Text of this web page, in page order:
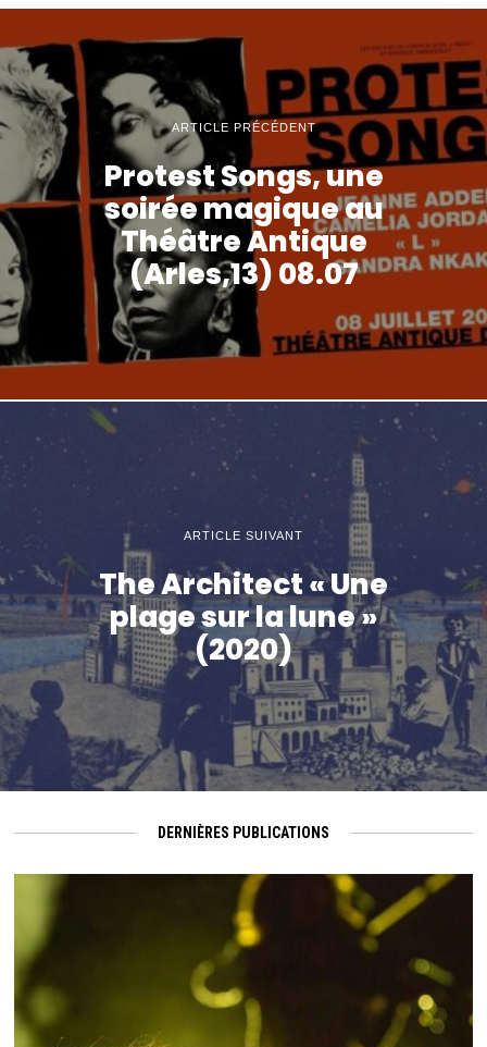
ARTICLE PRÉCÉDENT
Protest Songs, une
soirée magique au
Théâtre Antique
(Arles,13) 08.07
ARTICLE SUIVANT
The Architect « Une
plage sur la lune »
(2020)
DERNIÈRES PUBLICATIONS